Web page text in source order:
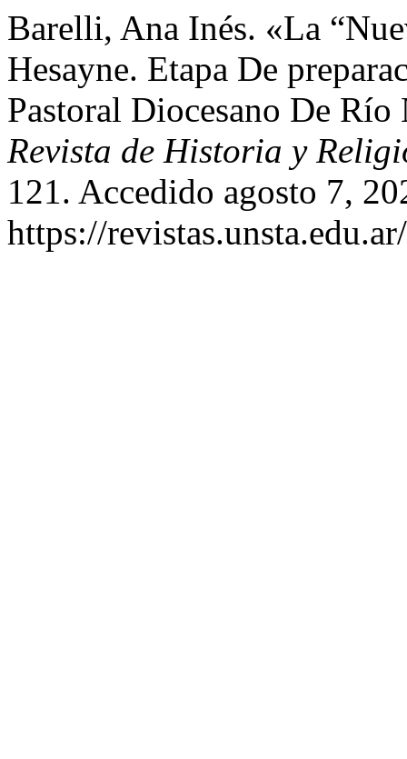
Barelli, Ana Inés. «La
Hesayne. Etapa De
Pastoral Diocesano De
Revista de Historia y
121. Accedido agosto 7,
https://